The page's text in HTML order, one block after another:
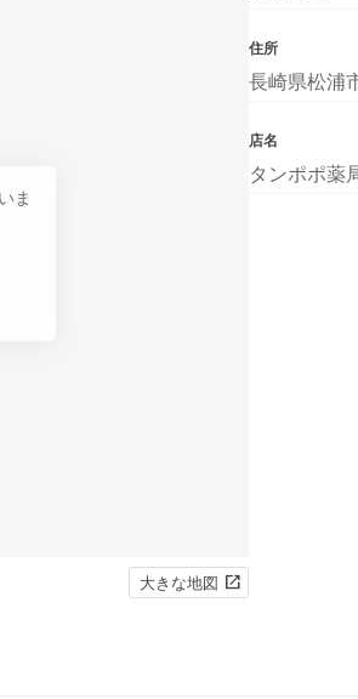
ま
大きな地図
住所
長崎県松浦
店名
タンポポ薬